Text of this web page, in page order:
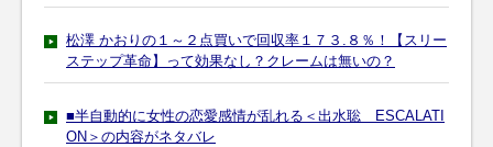
松澤 かおりの１～２点買いで回収率１７３.８％！【スリー
ステップ革命】って効果なし？クレームは無いの？
■半自動的に女性の恋愛感情が乱れる＜出水聡 ESCALATI
ON＞の内容がネタバレ